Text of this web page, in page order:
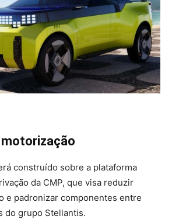
construído sobre a plataforma
da CMP, que visa reduzir
e padronizar componentes entre
do grupo Stellantis.